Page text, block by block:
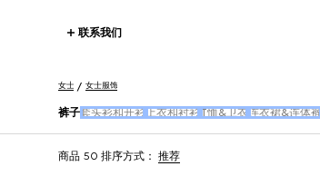
联系我们
女士 女士服饰
裤子 套头衫和开衫 上衣和衬衫 T恤&卫衣 连衣裙&连体裤
商品 50 排序方式： 推荐